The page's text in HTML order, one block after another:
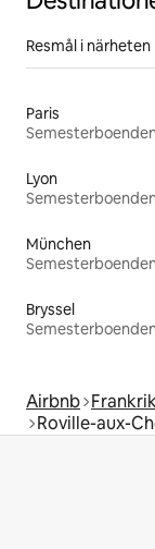
Resmål i närheten
Paris
Lyon
München
Bryssel
Airbnb
Roville-aux-